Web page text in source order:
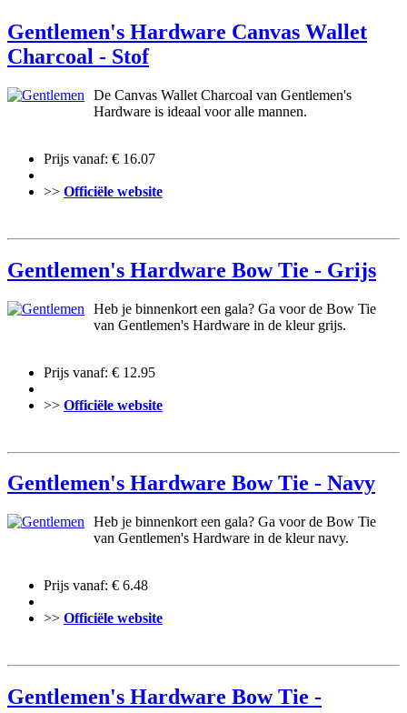
Gentlemen's Hardware Canvas Wallet
Charcoal - Stof
De Canvas Wallet Charcoal van Gentlemen's
Hardware is ideaal voor alle mannen.
Prijs vanaf: € 16.07
>> Officiële website
Gentlemen's Hardware Bow Tie - Grijs
Heb je binnenkort een gala? Ga voor de Bow Tie
van Gentlemen's Hardware in de kleur grijs.
Prijs vanaf: € 12.95
>> Officiële website
Gentlemen's Hardware Bow Tie - Navy
Heb je binnenkort een gala? Ga voor de Bow Tie
van Gentlemen's Hardware in de kleur navy.
Prijs vanaf: € 6.48
>> Officiële website
Gentlemen's Hardware Bow Tie -